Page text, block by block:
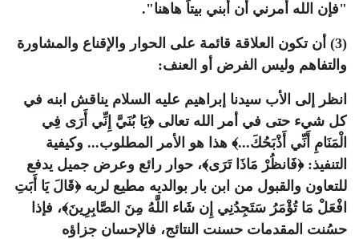
"فإن الله أمرني أن أبني بيتاً هاهنا".
(3) أن تكون العلاقة قائمة على الحوار والإقناع والمشاورة
والتفاهم وليس الفرض أو العنف:
انظر إلى الأب سيدنا إبراهيم عليه السلام يناقش ابنه في
كل شيء حتى في أمر الله تعالى ﴿يَا بُنَيَّ إِنِّي أَرَى فِي
الْمَنَامِ أَنِّي أَذْبَحُكَ...﴾ هذا هو الأمر المطلوب... وكيفية
التنفيذ: ﴿فَانظُرْ مَاذَا تَرَى﴾، حوار رائع وعرض جميل يدفع
للتعاون والقبول من ابن بار بوالديه مطيع لربه ﴿قَالَ يَا أَبَتِ
افْعَلْ مَا تُؤْمَرُ سَتَجِدُنِي إِن شَاء اللَّهُ مِنَ الصَّابِرِينَ﴾، فإذا
حسُنت المقدمات حسنت النتائج، فالإحسان جزاؤه